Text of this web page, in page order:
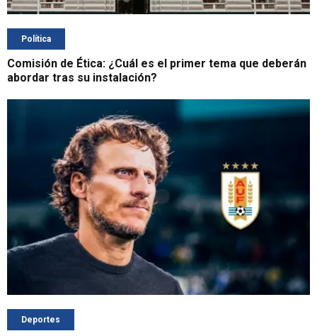
Política
Comisión de Ética: ¿Cuál es el primer tema que deberán
abordar tras su instalación?
Deportes